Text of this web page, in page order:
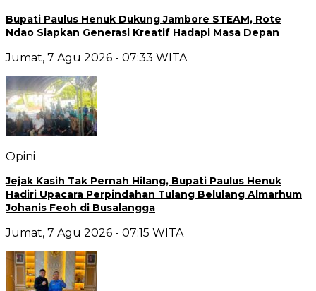
Bupati Paulus Henuk Dukung Jambore STEAM, Rote
Ndao Siapkan Generasi Kreatif Hadapi Masa Depan
Jumat, 7 Agu 2026 - 07:33 WITA
Opini
Jejak Kasih Tak Pernah Hilang, Bupati Paulus Henuk
Hadiri Upacara Perpindahan Tulang Belulang Almarhum
Johanis Feoh di Busalangga
Jumat, 7 Agu 2026 - 07:15 WITA